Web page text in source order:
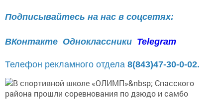
Подписывайтесь на нас в соцсетях:
ВКонтакте Одноклассники Telegram
Телефон рекламного отдела 8(843)47-30-0-02.